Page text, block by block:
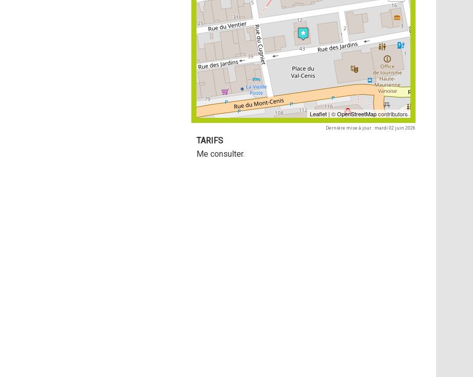
Leaflet| ©OpenStreetMapcontributors
Dernière mise à jour : mardi 02 juin 2026
TARIFS
Me consulter.